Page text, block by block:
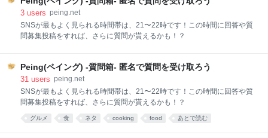
か試行錯誤する方向に気持ちが上がったていたと思う
のです。 今あなたは「
うな事態を望み、ウクライナを利用して戦略的利益
（例えばロシアの弱体化）を追求していたというなら
ばウクライナの当事者性に関わらず代理戦争であると
あって迷惑千万というのが実際のところではないでし
ょうか。 以上の2点からして、やはり僕はこの戦争は
3 users peing.net
SNSが最もよく見られる時間帯は、21〜22時です！この時間に回答や質
問募集投稿をすれば、さらに質問が貰えるかも！？
Peing(ペイング) -質問箱- 匿名で質問を受け取ろう
31 users peing.net
SNSが最もよく見られる時間帯は、21〜22時です！この時間に回答や質
問募集投稿をすれば、さらに質問が貰えるかも！？
グルメ 食 ネタ cooking food あとで読む